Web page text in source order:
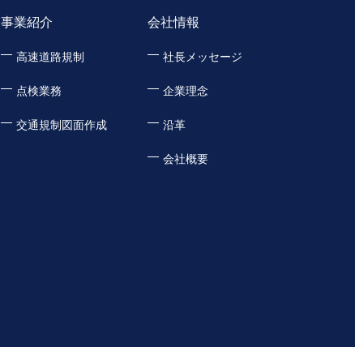
事業紹介
高速道路規制
点検業務
交通規制図面作成
会社情報
社長メッセージ
企業理念
沿革
会社概要